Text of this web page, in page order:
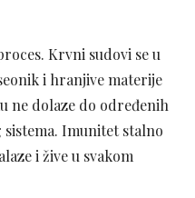
Krvni sudovi se u
i hranjive materije
ne dolaze do određenih
Imunitet stalno
i žive u svakom